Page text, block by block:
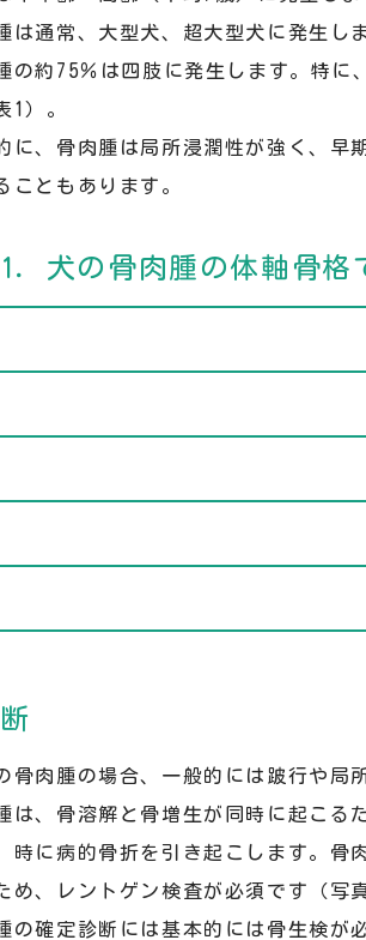
は通常、大型犬、超大型犬に発生し
の約75％は四肢に発生します。特に
1）。
に、骨肉腫は局所浸潤性が強く、早
こともあります。
．犬の骨肉腫の体軸骨格
骨肉腫の場合、一般的には跛行や局
は、骨溶解と骨増生が同時に起こる
時に病的骨折を引き起こします。骨
め、レントゲン検査が必須です（写
の確定診断には基本的には骨生検が